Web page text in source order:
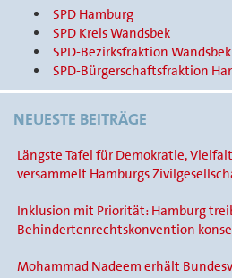
SPD Hamburg
SPD Kreis Wandsbek
SPD-Bezirksfraktion Wandsbek
SPD-Bürgerschaftsfraktion
NEUESTE BEITRÄGE
Längste Tafel für Demokratie,
versammelt Hamburgs
Inklusion mit Priorität: Hamburg
Behindertenrechtskonvention
Mohammad Nadeem erhält